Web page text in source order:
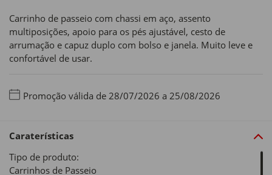
Carrinho de passeio com chassi em aço, assento
multiposições, apoio para os pés ajustável, cesto de
arrumação e capuz duplo com bolso e janela. Muito leve e
confortável de usar.
Promoção válida de 28/07/2026 a 25/08/2026
Caraterísticas
Tipo de produto:
Carrinhos de Passeio